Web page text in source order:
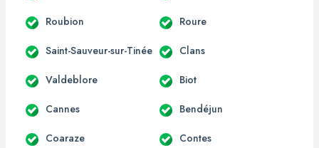
Roubion Roure
Saint-Sauveur-sur-Tinée Clans
Valdeblore Biot
Cannes Bendéjun
Coaraze Contes